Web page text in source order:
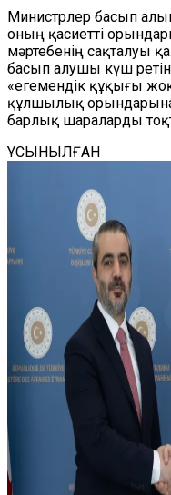
Министрлер басып
оның қасиетті
мәртебенің сақталуы
басып алушы күш
«егемендік құқығы
құлшылық орындарына
барлық шараларды
ҰСЫНЫЛҒАН